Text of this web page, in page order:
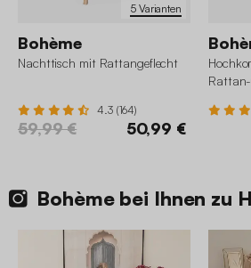
5 Varianten
Bohème
Nachttisch mit Rattangeflecht
4.3 (164)
59,99 € 50,99 €
Bohème bei Ihnen zu